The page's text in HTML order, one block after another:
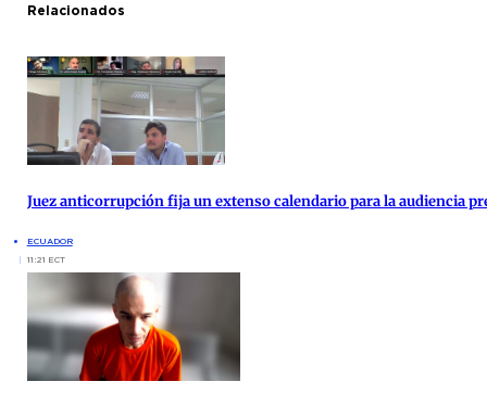
Relacionados
Juez anticorrupción fija un extenso calendario para la audiencia
ECUADOR
11:21 ECT